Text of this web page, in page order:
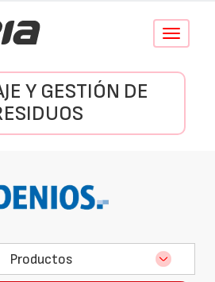
Conmutar
Y GESTIÓN DE
Productos